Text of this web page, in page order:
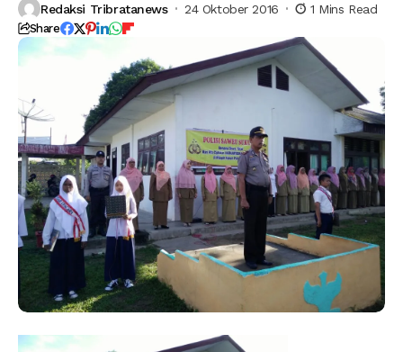
Redaksi Tribratanews 24 Oktober 2016 1 Mins Read
Share